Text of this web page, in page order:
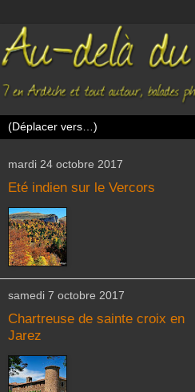
mardi 24 octobre 2017
Eté indien sur le Vercors
samedi 7 octobre 2017
Chartreuse de sainte croix en
Jarez